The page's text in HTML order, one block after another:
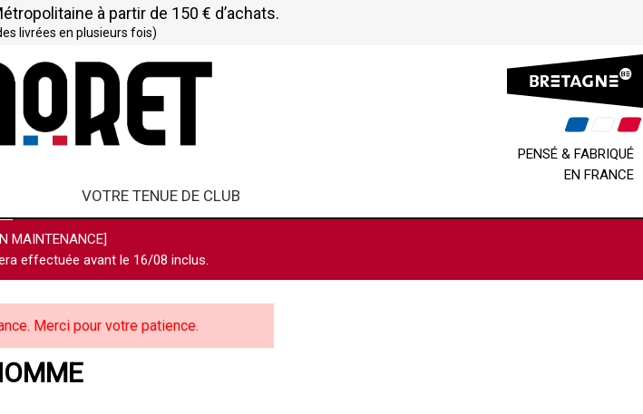
à partir de 150 € d’achats.
livrées en plusieurs fois)
PENSÉ & FABRIQUÉ
EN FRANCE
VOTRE TENUE DE CLUB
MAINTENANCE]
effectuée avant le 16/08 inclus.
Merci pour votre patience.